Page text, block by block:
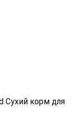
Сухий корм для